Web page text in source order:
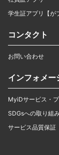
学生証アプリ【が
コンタクト
お問い合わせ
インフォメー
MyiDサービス・
SDGsへの取り組
サービス品質保証